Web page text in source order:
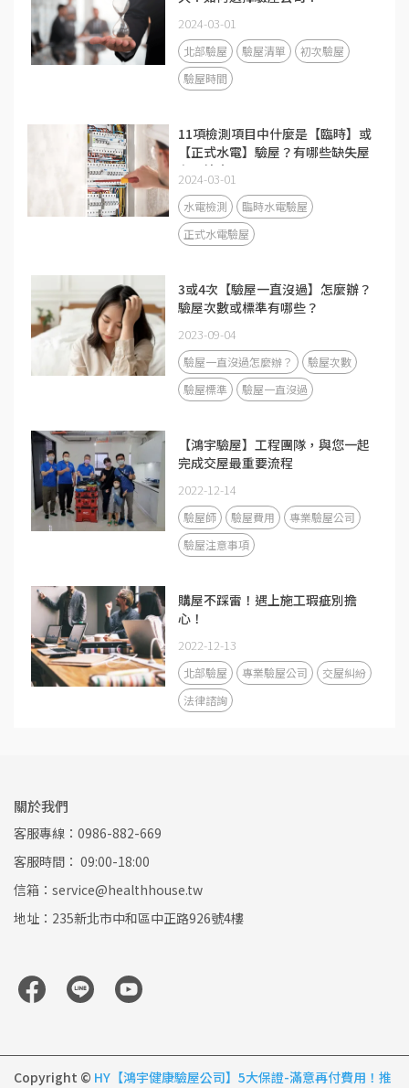
2024-03-01
北部驗屋 驗屋清單
初次驗屋
驗屋時間
11項檢測項目中什麼是【臨時】或
【正式水電】驗屋？有哪些缺失屋
主要注意？
2024-03-01
水電檢測
臨時水電驗屋
正式水電驗屋
3或4次【驗屋一直沒過】怎麼辦？
驗屋次數或標準有哪些？
2023-09-04
驗屋一直沒過怎麼辦？
驗屋次數
驗屋標準
驗屋一直沒過
【鴻宇驗屋】工程團隊，與您一起
完成交屋最重要流程
2022-12-14
驗屋師 驗屋費用
專業驗屋公司
驗屋注意事項
購屋不踩雷！遇上施工瑕疵別擔
心！
2022-12-13
北部驗屋 專業驗屋公司
交屋糾紛
法律諮詢
關於我們
客服專線： 0986-882-669
客服時間： 09:00-18:00
信箱：service@healthhouse.tw
地址：235新北市中和區中正路926號4樓
Copyright © HY【鴻宇健康驗屋公司】5大保證-滿意再付費用！推